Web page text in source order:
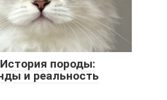
породы:
и реальность